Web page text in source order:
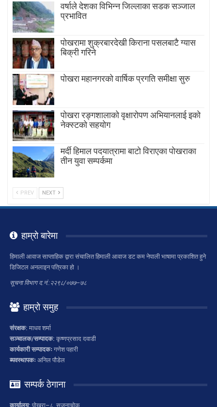
वर्षाले देशका विभिन्न जिल्लाका सडक सञ्जाल
प्रभावित
पोखरामा शुक्रबारदेखी किराना पसलबाटै ग्यास
बिक्री गरिने
पोखरा महानगरको वार्षिक प्रगति समीक्षा सुरु
पोखरा रङ्गशालाको वृक्षारोपण अभियानलाई इको
नेक्स्टको सहयोग
मर्दी हिमाल पदयात्रामा बाटाे विराएका पाेखराका
तीन युवा सम्पर्कमा
PREV NEXT
हाम्रो बारेमा
हिमाली आवाज साप्ताहिक द्वारा संचालित हिमाली आवाज डट कम नेपाली भाषामा प्रकाशित हुने
डिजिटल अनलाइन पत्रिका हो ।
सूचना विभाग द.नं.:२२९८/०७७–७८
हाम्रो समुह
संरक्षक: माधव शर्मा
सञ्चालक/सम्पादक: कृष्णप्रसाद दवाडी
कार्यकारी सम्पादकः गणेश पहारी
ब्यवस्थापकः अनिल पौडेल
सम्पर्क ठेगाना
कार्यालय: पोखरा–८, सृजनाचोक